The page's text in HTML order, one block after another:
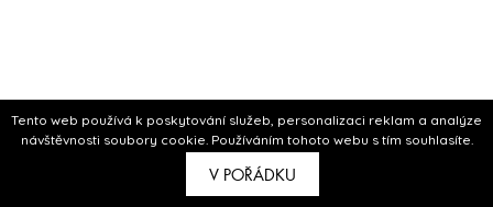
Tento web používá k poskytování služeb, personalizaci reklam a analýze
návštěvnosti soubory cookie. Používáním tohoto webu s tím souhlasíte.
V POŘÁDKU